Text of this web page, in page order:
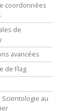
coordonnées
de
avancées
de Flag
au